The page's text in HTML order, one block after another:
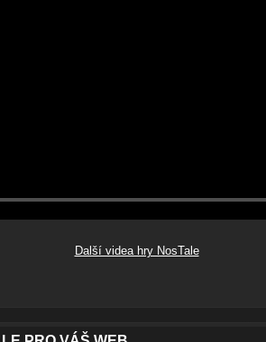
Další videa hry NosTale